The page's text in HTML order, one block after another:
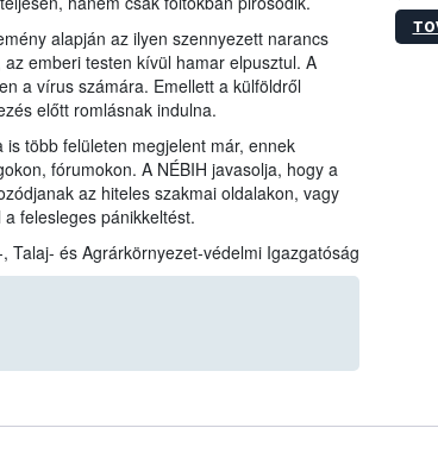
alapján az ilyen szennyezett narancs
emberi testen kívül hamar elpusztul. A
a vírus számára. Emellett a külföldről
előtt romlásnak indulna.
is több felületen megjelent már, ennek
fórumokon. A NÉBIH javasolja, hogy a
az hiteles szakmai oldalakon, vagy
felesleges pánikkeltést.
Talaj- és Agrárkörnyezet-védelmi Igazgatóság